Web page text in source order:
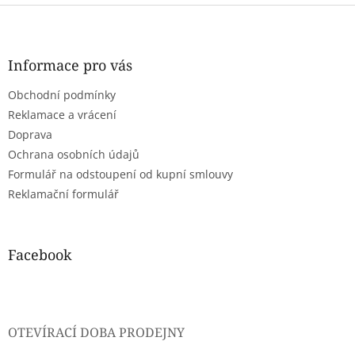
Z
Informace pro vás
Obchodní podmínky
Reklamace a vrácení
Doprava
Ochrana osobních údajů
Formulář na odstoupení od kupní smlouvy
Reklamační formulář
Facebook
OTEVÍRACÍ DOBA PRODEJNY